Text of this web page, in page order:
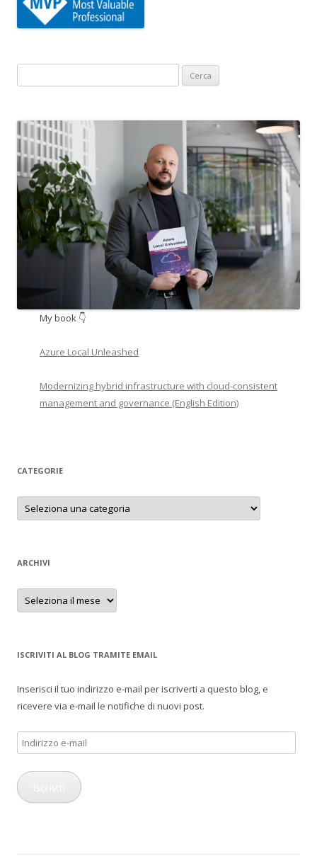
per:
My book 👇
Azure Local Unleashed
Modernizing hybrid infrastructure with cloud-consistent
management and governance (English Edition)
CATEGORIE
Categorie
ARCHIVI
Archivi
ISCRIVITI AL BLOG TRAMITE EMAIL
Inserisci il tuo indirizzo e-mail per iscriverti a questo blog, e
ricevere via e-mail le notifiche di nuovi post.
Indirizzo
e-
mail